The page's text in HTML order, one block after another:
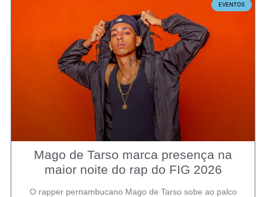
EVENTOS
Mago de Tarso marca presença na
maior noite do rap do FIG 2026
O rapper pernambucano Mago de Tarso sobe ao palco